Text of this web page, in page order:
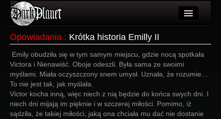
Wydarzenia
Galeria
Forum
Opowiadania : Krótka historia Emilly II
Emily obudziła się w tym samym miejscu, gdzie nocą spotkała
Victora i Nienawiść. Oboje odeszli. Była sama ze swoimi
myślami. Miała oczyszczony snem umysł. Uznała, że rozumie…
To nie jest tak, jak myślała.
Victor kocha inną, więc niech z nią będzie do końca swych dni. I
niech dni mijają im pięknie i w szczerej miłości. Pomimo, iż
sądziła, że takiej miłości, jaką ona chciała mu dać nie dostanie